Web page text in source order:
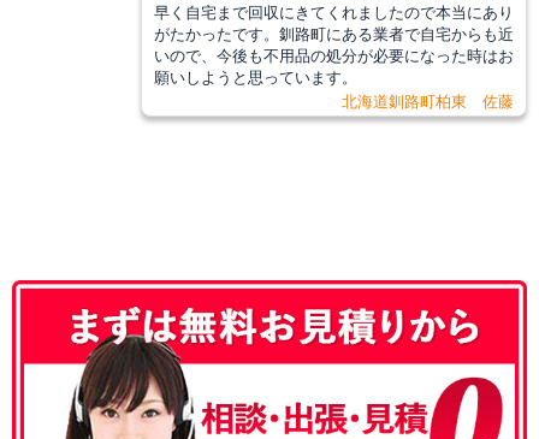
早く自宅まで回収にきてくれましたので本当にあり
がたかったです。釧路町にある業者で自宅からも近
いので、今後も不用品の処分が必要になった時はお
願いしようと思っています。
北海道釧路町柏東 佐藤